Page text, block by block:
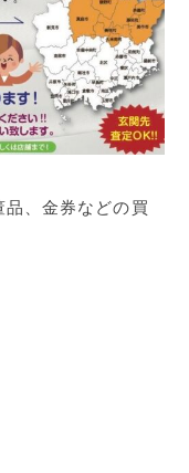
、金券などの買